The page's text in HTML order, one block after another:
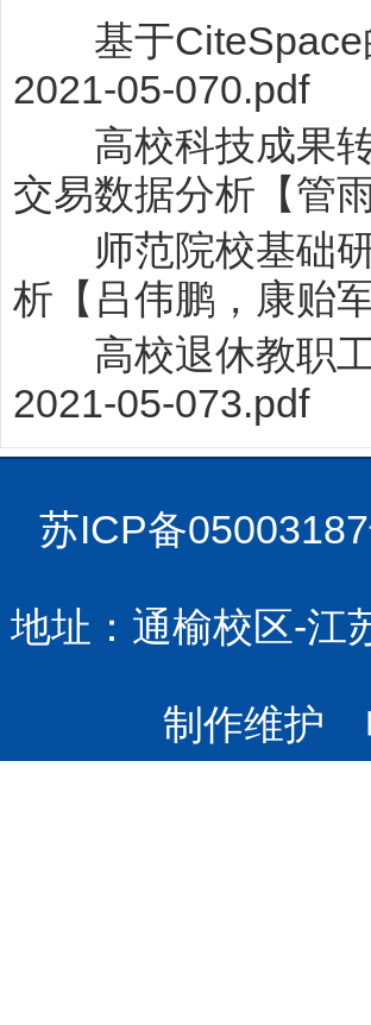
基于CiteSpace
2021-05-070.pdf
高校科技成果转
交易数据分析【管
师范院校基础研
析【吕伟鹏，康贻
高校退休教职工
2021-05-073.pdf
苏ICP备
地址：通榆校区-江
制作维护